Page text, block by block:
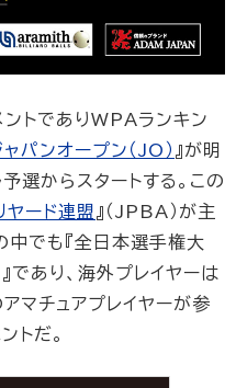
トでありWPAランキン
パンオープン（JO） 』が明
選からスタートする。この
ヤード連盟 』（JPBA）が主
でも『全日本選手権大
であり、海外プレイヤーは
マチュアプレイヤーが参
トだ。